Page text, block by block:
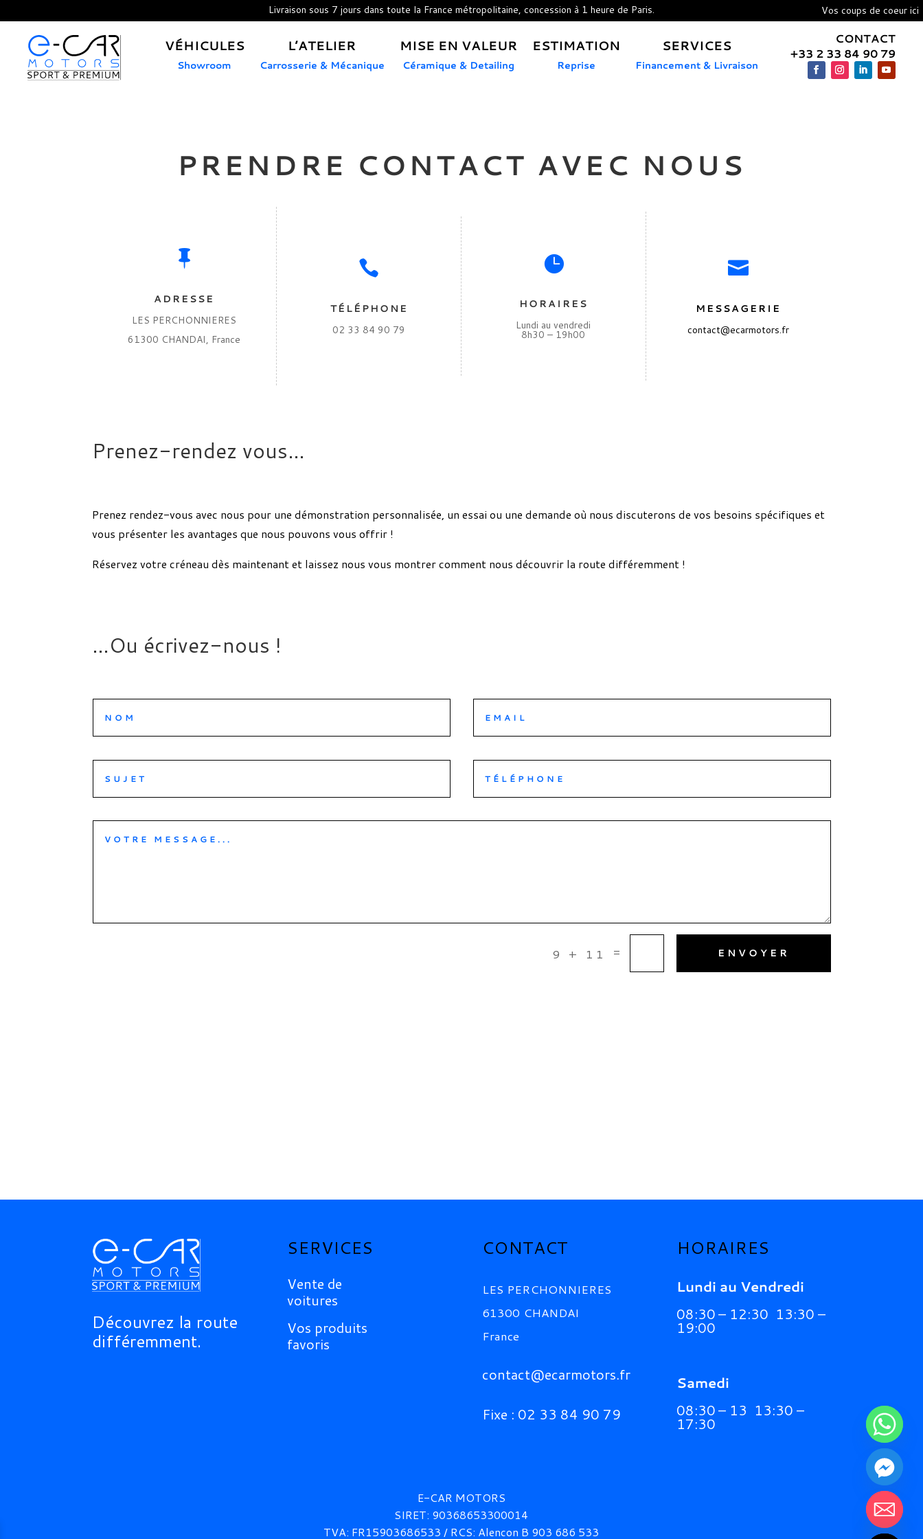
Livraison sous 7 jours dans toute la France métropolitaine, concession à 1 heure de Paris. Vos coups de coeur ici
VÉHICULES
Showroom
L’ATELIER
Carrosserie & Mécanique
MISE EN VALEUR
Céramique & Detailing
ESTIMATION
Reprise
SERVICES
Financement & Livraison
CONTACT
+33 2 33 84 90 79
PRENDRE CONTACT AVEC NOUS

ADRESSE
LES PERCHONNIERES
61300 CHANDAI, France

TÉLÉPHONE
02 33 84 90 79

HORAIRES
Lundi au vendredi
8h30 – 19h00

MESSAGERIE
contact@ecarmotors.fr
Prenez-rendez vous…
Prenez rendez-vous avec nous pour une démonstration personnalisée, un essai ou une demande où nous discuterons de vos besoins spécifiques et
vous présenter les avantages que nous pouvons vous offrir !
Réservez votre créneau dès maintenant et laissez nous vous montrer comment nous découvrir la route différemment !
…Ou écrivez-nous !
9 + 11 = ENVOYER
Découvrez la route
différemment.
SERVICES
Vente de
voitures
Vos produits
favoris
CONTACT
LES PERCHONNIERES
61300 CHANDAI
France
contact@ecarmotors.fr
Fixe : 02 33 84 90 79
HORAIRES
Lundi au Vendredi
08:30 – 12:30 13:30 –
19:00
Samedi
08:30 – 13 13:30 –
17:30
E-CAR MOTORS
SIRET: 90368653300014
TVA: FR15903686533 / RCS: Alencon B 903 686 533 Hide
chaty